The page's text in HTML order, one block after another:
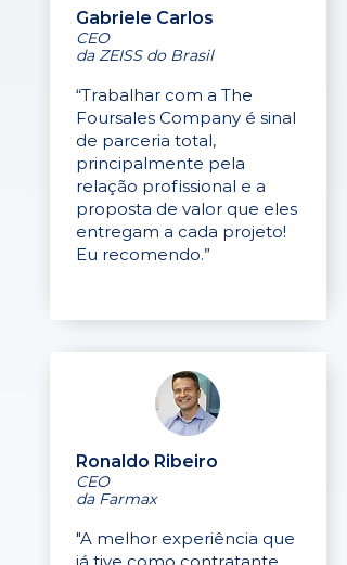
Gabriele Carlos
CEO
da ZEISS do Brasil
“Trabalhar com a The
Foursales Company é sinal
de parceria total,
principalmente pela
relação profissional e a
proposta de valor que eles
entregam a cada projeto!
Eu recomendo.”
Ronaldo Ribeiro
CEO
da Farmax
"A melhor experiência que